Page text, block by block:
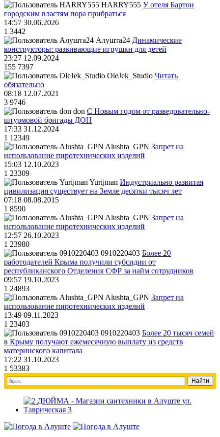
HARRY555 У отеля Бартон
городским властям пора прибраться
14:57 30.06.2026
1 3442
Алушта24 Динамические
конструкторы: развивающие игрушки для детей
23:27 12.09.2024
155 7397
OleJek_Studio Читать
обязательно
08:18 12.07.2021
3 9746
don С Новым годом от разведовательно-
штурмовой бригады ДОН
17:33 31.12.2024
1 12349
Alushta_GPN Запрет на
использование пиротехнических изделий
15:03 12.10.2023
1 23309
Yurijman Индустриально развитая
цивилизация существует на Земле десятки тысяч лет
07:18 08.08.2015
1 8590
Alushta_GPN Запрет на
использование пиротехнических изделий
12:57 26.10.2023
1 23980
0910220403 Более 20
работодателей Крыма получили субсидии от
республиканского Отделения СФР за найм сотрудников
09:57 19.10.2023
1 24893
Alushta_GPN Запрет на
использование пиротехнических изделий
13:49 09.11.2023
1 23403
0910220403 Более 20 тысяч семей
в Крыму получают ежемесячную выплату из средств
материнского капитала
17:22 31.10.2023
1 53383